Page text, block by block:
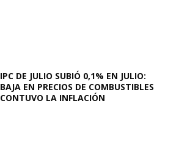
IPC DE JULIO SUBIÓ 0,1% EN JULIO:
BAJA EN PRECIOS DE COMBUSTIBLES
CONTUVO LA INFLACIÓN